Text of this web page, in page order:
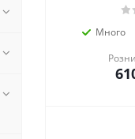
Много